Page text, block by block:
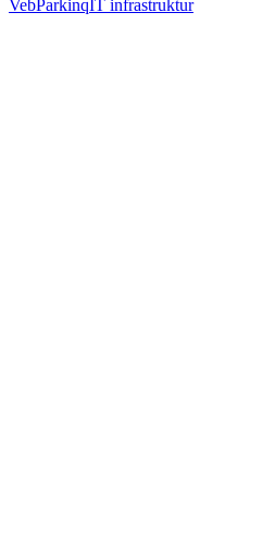
VebParkinqIT infrastruktur